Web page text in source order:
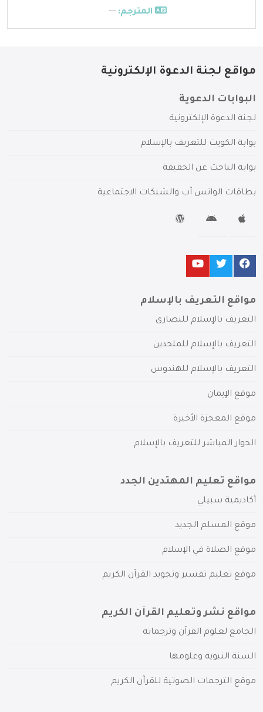
المترجم: ---
مواقع لجنة الدعوة الإلكترونية
البوابات الدعوية
لجنة الدعوة الإلكترونية
بوابة الكويت للتعريف بالإسلام
بوابة الباحث عن الحقيقة
بطاقات الواتس آب والشبكات الاجتماعية
مواقع التعريف بالإسلام
التعريف بالإسلام للنصارى
التعريف بالإسلام للملحدين
التعريف بالإسلام للهندوس
موقع الإيمان
موقع المعجزة الأخيرة
الحوار المباشر للتعريف بالإسلام
مواقع تعليم المهتدين الجدد
أكاديمية سبيلي
موقع المسلم الجديد
موقع الصلاة في الإسلام
موقع تعليم تفسير وتجويد القرآن الكريم
مواقع نشر وتعليم القرآن الكريم
الجامع لعلوم القرآن وترجماته
السنة النبوية وعلومها
موقع الترجمات الصوتية للقرآن الكريم